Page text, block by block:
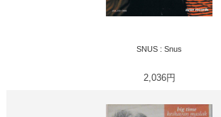
SNUS : Snus
2,036円